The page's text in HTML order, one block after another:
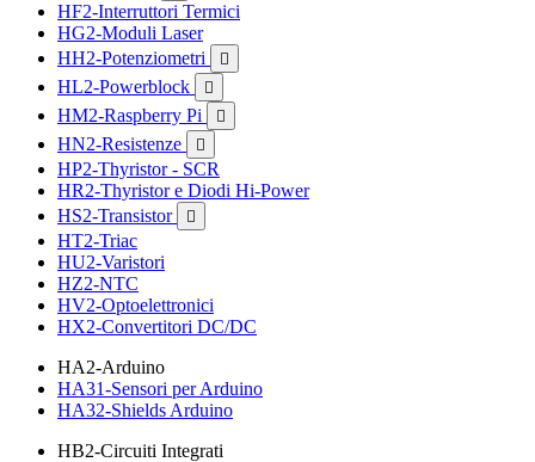
HF2-Interruttori Termici
HG2-Moduli Laser
HH2-Potenziometri

HL2-Powerblock 
HM2-Raspberry Pi 
HN2-Resistenze 
HP2-Thyristor - SCR
HR2-Thyristor e Diodi Hi-Power
HS2-Transistor

HT2-Triac
HU2-Varistori
HZ2-NTC
HV2-Optoelettronici
HX2-Convertitori DC/DC
HA2-Arduino
HA31-Sensori per Arduino
HA32-Shields Arduino
HB2-Circuiti Integrati